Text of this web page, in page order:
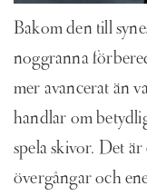
Bakom den till
noggranna
mer avancerat än
handlar om
spela skivor. Det
övergångar och